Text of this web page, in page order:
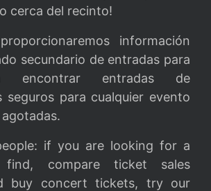
cerca del recinto!
información
secundario de entradas para
encontrar entradas de
seguros para cualquier evento
if you are looking for a
find, compare ticket sales
buy concert tickets, try our